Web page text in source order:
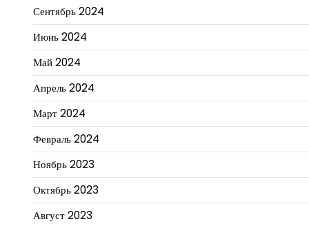
Сентябрь 2024
Июнь 2024
Май 2024
Апрель 2024
Март 2024
Февраль 2024
Ноябрь 2023
Октябрь 2023
Август 2023